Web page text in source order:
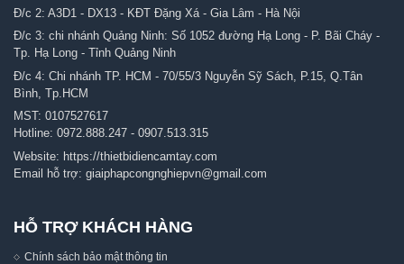
Đ/c 2: A3D1 - DX13 - KĐT Đặng Xá - Gia Lâm - Hà Nội
Đ/c 3: chi nhánh Quảng Ninh: Số 1052 đường Hạ Long - P. Bãi Cháy -
Tp. Hạ Long - Tỉnh Quảng Ninh
Đ/c 4: Chi nhánh TP. HCM - 70/55/3 Nguyễn Sỹ Sách, P.15, Q.Tân
Bình, Tp.HCM
MST: 0107527617
Hotline: 0972.888.247 - 0907.513.315
Website: https://thietbidiencamtay.com
Email hỗ trợ: giaiphapcongnghiepvn@gmail.com
HỖ TRỢ KHÁCH HÀNG
Chính sách bảo mật thông tin